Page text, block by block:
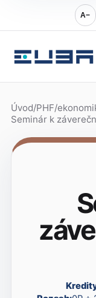
A−
Úvod/PHF/
Seminár k